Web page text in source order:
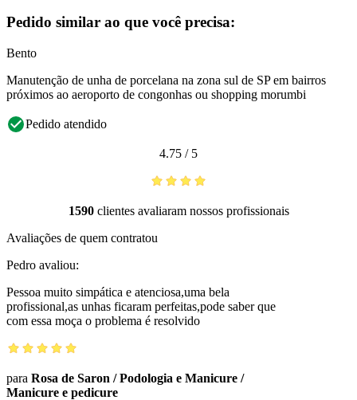
Pedido similar ao que você precisa:
Bento
Manutenção de unha de porcelana na zona sul de SP em bairros
próximos ao aeroporto de congonhas ou shopping morumbi
Pedido atendido
4.75 / 5
1590clientes avaliaram nossos profissionais
Avaliações de quem contratou
Pedro avaliou:
Pessoa muito simpática e atenciosa,uma bela
profissional,as unhas ficaram perfeitas,pode saber que
com essa moça o problema é resolvido
para Rosa de Saron / Podologia e Manicure /
Manicure e pedicure